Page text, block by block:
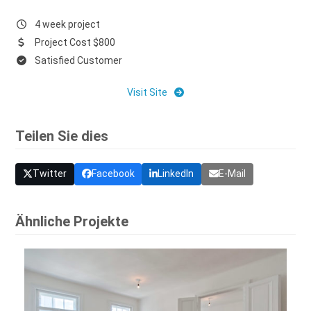
4 week project
Project Cost $800
Satisfied Customer
Visit Site
Teilen Sie dies
Twitter Facebook LinkedIn E-Mail
Ähnliche Projekte